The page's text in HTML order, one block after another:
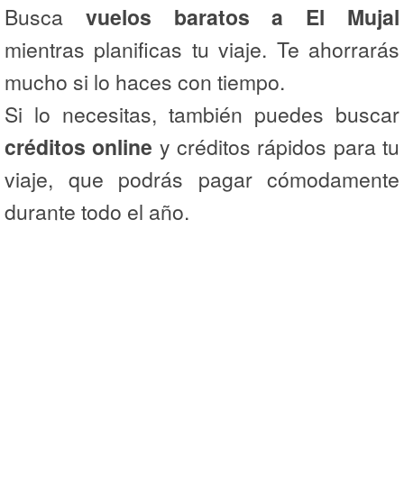
Busca vuelos baratos a El Mujal
mientras planificas tu viaje. Te ahorrarás
mucho si lo haces con tiempo.
Si lo necesitas, también puedes buscar
créditos online y créditos rápidos para tu
viaje, que podrás pagar cómodamente
durante todo el año.